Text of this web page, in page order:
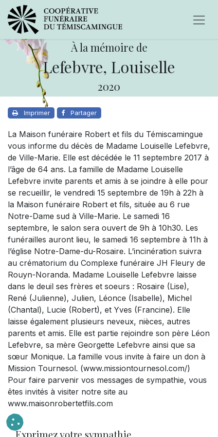
À la mémoire de
Lefebvre, Louiselle
2020
Imprimer Partager
La Maison funéraire Robert et fils du Témiscamingue
vous informe du décès de Madame Louiselle Lefebvre,
de Ville-Marie. Elle est décédée le 11 septembre 2017 à
l’âge de 64 ans. La famille de Madame Louiselle
Lefebvre invite parents et amis à se joindre à elle pour
se recueillir, le vendredi 15 septembre de 19h à 22h à
la Maison funéraire Robert et fils, située au 6 rue
Notre-Dame sud à Ville-Marie. Le samedi 16
septembre, le salon sera ouvert de 9h à 10h30. Les
funérailles auront lieu, le samedi 16 septembre à 11h à
l’église Notre-Dame-du-Rosaire. L’incinération suivra
au crématorium du Complexe funéraire JH Fleury de
Rouyn-Noranda. Madame Louiselle Lefebvre laisse
dans le deuil ses frères et soeurs : Rosaire (Lise),
René (Julienne), Julien, Léonce (Isabelle), Michel
(Chantal), Lucie (Robert), et Yves (Francine). Elle
laisse également plusieurs neveux, nièces, autres
parents et amis. Elle est partie rejoindre son père Léon
Lefebvre, sa mère Georgette Lefebvre ainsi que sa
sœur Monique. La famille vous invite à faire un don à
Mission Tournesol. (www.missiontournesol.com/)
Pour faire parvenir vos messages de sympathie, vous
êtes invités à visiter notre site au
www.maisonrobertetfils.com